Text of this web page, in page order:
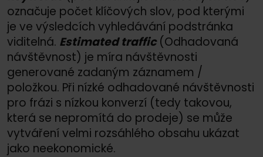
označuje počet klíčových slov, pod kterými
je ve výsledcích vyhledávání podstránka
viditelná. Estimated traffic(Odhadovaná
návštěvnost) je míra návštěvnosti
generované zadaným záznamem /
položkou. Při nízké odhadované návštěvnosti
pro frázi s nízkou konverzí (tedy takovou,
která se nepromítá do prodeje) se může
vytváření velmi rozsáhlého obsahu ukázat
jako neekonomické.